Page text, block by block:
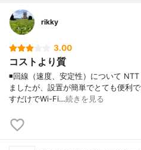
rikky
3.00
コストより質
◾️回線（速度、安定性）について
ましたが、設置が簡単でとても便利
すだけでWi-Fi…続きを見る